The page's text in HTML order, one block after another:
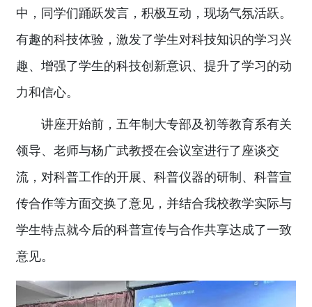
中，同学们踊跃发言，积极互动，现场气氛活跃。
有趣的科技体验，激发了学生对科技知识的学习兴
趣、增强了学生的科技创新意识、提升了学习的动
力和信心。
讲座开始前，五年制大专部及初等教育系有关
领导、老师与杨广武教授在会议室进行了座谈交
流，对科普工作的开展、科普仪器的研制、科普宣
传合作等方面交换了意见，并结合我校教学实际与
学生特点就今后的科普宣传与合作共享达成了一致
意见。